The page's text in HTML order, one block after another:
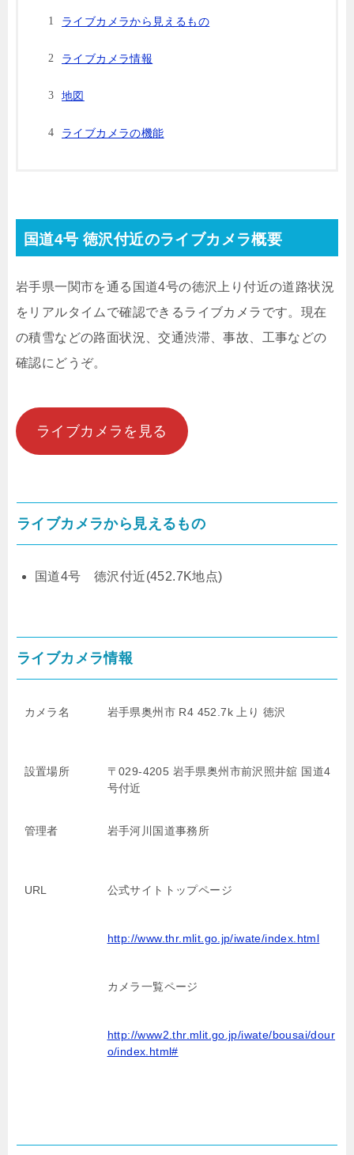
ライブカメラから見えるもの
ライブカメラ情報
地図
ライブカメラの機能
国道4号 徳沢付近のライブカメラ概要
岩手県一関市を通る国道4号の徳沢上り付近の道路状況
をリアルタイムで確認できるライブカメラです。現在
の積雪などの路面状況、交通渋滞、事故、工事などの
確認にどうぞ。
ライブカメラを見る
ライブカメラから見えるもの
国道4号 徳沢付近(452.7K地点)
ライブカメラ情報
カメラ名 岩手県奥州市 R4 452.7k 上り 徳沢
設置場所
〒029-4205 岩手県奥州市前沢照井舘 国道4
号付近
管理者 岩手河川国道事務所
URL 公式サイトトップページ
http://www.thr.mlit.go.jp/iwate/index.html
カメラ一覧ページ
http://www2.thr.mlit.go.jp/iwate/bousai/dour
o/index.html#